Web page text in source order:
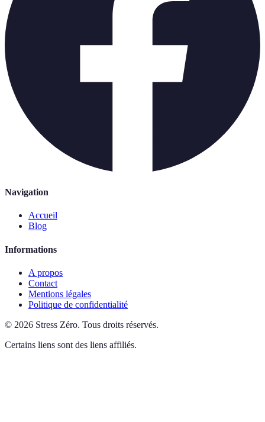
Navigation
Accueil
Blog
Informations
A propos
Contact
Mentions légales
Politique de confidentialité
© 2026 Stress Zéro. Tous droits réservés.
Certains liens sont des liens affiliés.